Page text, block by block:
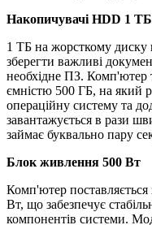
Накопичувачі HDD 1
1 ТБ на жорсткому диску
зберегти важливі
необхідне ПЗ. Комп'ютер
ємністю 500 ГБ, на який
операційну систему та
завантажується в рази
займає буквально пару
Блок живлення 500 Вт
Комп'ютер
Вт, що забезпечує
компонентів системи.